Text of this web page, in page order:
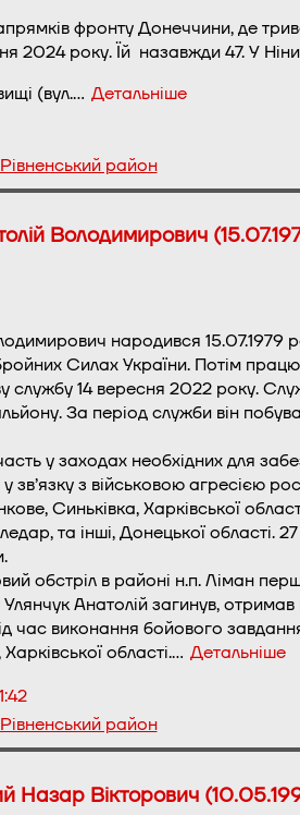
фронту Донеччини, де
2024 року. Їй назавжди 47. У
(вул.… Детальніше
Рівненський район
Володимирович
народився 15.07.1979
Силах України. Потім
службу 14 вересня 2022 року.
За період служби він
у заходах необхідних для
зв’язку з військовою агресією
Синьківка, Харківської
та інші, Донецької області.
обстріл в районі н.п. Ліман
Анатолій загинув, отримав
час виконання бойового
області.… Детальніше
Рівненський район
Назар Вікторович